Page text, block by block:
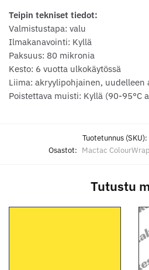
Teipin tekniset tiedot:
Valmistustapa: valu
Ilmakanavointi: Kyllä
Paksuus: 80 mikronia
Kesto: 6 vuotta ulkokäytössä
Liima: akryylipohjainen, uudelleen
Poistettava muisti: Kyllä (90-95°C
Tuotetunnus (SKU):
Osastot: Mactac ColourWrap
Tutustu